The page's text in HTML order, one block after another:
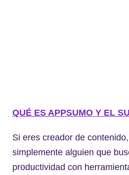
QUÉ ES APPSUMO Y EL
Si eres creador de
simplemente alguien que
productividad con